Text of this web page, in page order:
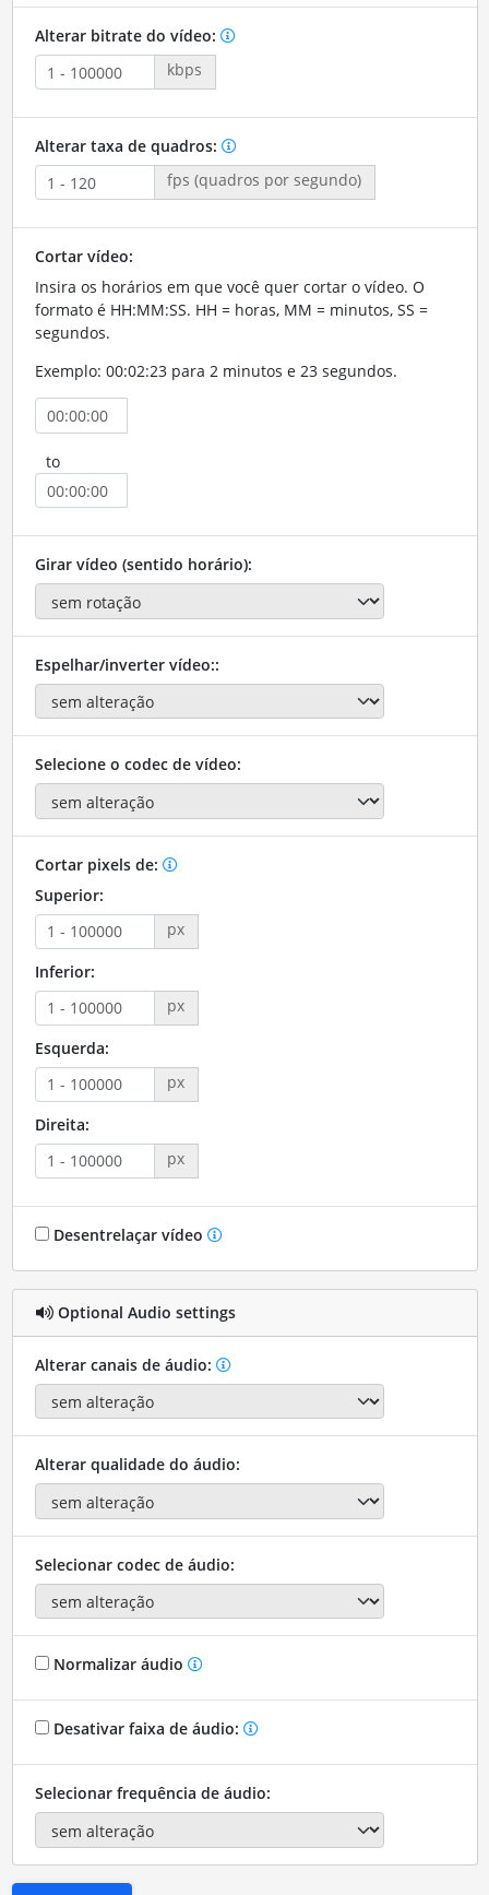
Alterar bitrate do vídeo:
kbps
Alterar taxa de quadros:
fps (quadros por segundo)
Cortar vídeo:
Insira os horários em que você quer cortar o vídeo. O
formato é HH:MM:SS. HH = horas, MM = minutos, SS =
segundos.
Exemplo: 00:02:23 para 2 minutos e 23 segundos.
to
Girar vídeo (sentido horário):
Espelhar/inverter vídeo::
Selecione o codec de vídeo:
Cortar pixels de:
Superior:
px
Inferior:
px
Esquerda:
px
Direita:
px
Desentrelaçar vídeo
Optional Audio settings
Alterar canais de áudio:
Alterar qualidade do áudio:
Selecionar codec de áudio:
Normalizar áudio
Desativar faixa de áudio:
Selecionar frequência de áudio: